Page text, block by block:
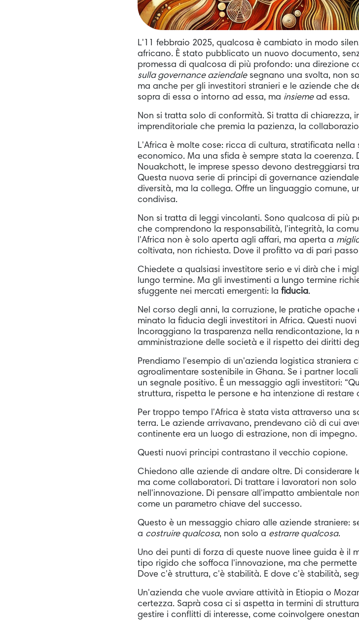
L'11 febbraio 2025, qualcosa è cambiato in modo
africano. È stato pubblicato un nuovo documento,
promessa di qualcosa di più profondo: una direzione
sulla governance aziendalesegnano una svolta, non
ma anche per gli investitori stranieri e le aziende che
sopra di essa o intorno ad essa, ma insiemead essa.
Non si tratta solo di conformità. Si tratta di chiarezza,
imprenditoriale che premia la pazienza, la
L'Africa è molte cose: ricca di cultura, stratificata
economico. Ma una sfida è sempre stata la coerenza.
Nouakchott, le imprese spesso devono destreggiarsi
Questa nuova serie di principi di governance
diversità, ma la collega. Offre un linguaggio comune,
condivisa.
Non si tratta di leggi vincolanti. Sono qualcosa di più
che comprendono la responsabilità, l'integrità, la
l'Africa non è solo aperta agli affari, ma aperta a
coltivata, non richiesta. Dove il profitto va di pari
Chiedete a qualsiasi investitore serio e vi dirà che i
lungo termine. Ma gli investimenti a lungo termine
sfuggente nei mercati emergenti: la fiducia.
Nel corso degli anni, la corruzione, le pratiche
minato la fiducia degli investitori in Africa. Questi
Incoraggiano la trasparenza nella rendicontazione, la
amministrazione delle società e il rispetto dei diritti
Prendiamo l'esempio di un'azienda logistica straniera
agroalimentare sostenibile in Ghana. Se i partner
un segnale positivo. È un messaggio agli investitori:
struttura, rispetta le persone e ha intenzione di restare
Per troppo tempo l'Africa è stata vista attraverso una
terra. Le aziende arrivavano, prendevano ciò di cui
continente era un luogo di estrazione, non di impegno.
Questi nuovi principi contrastano il vecchio copione.
Chiedono alle aziende di andare oltre. Di considerare
ma come collaboratori. Di trattare i lavoratori non
nell'innovazione. Di pensare all'impatto ambientale
come un parametro chiave del successo.
Questo è un messaggio chiaro alle aziende straniere:
a costruire qualcosa, non solo a estrarre qualcosa.
Uno dei punti di forza di queste nuove linee guida è il
tipo rigido che soffoca l'innovazione, ma che
Dove c'è struttura, c'è stabilità. E dove c'è stabilità,
Un'azienda che vuole avviare attività in Etiopia o
certezza. Saprà cosa ci si aspetta in termini di
gestire i conflitti di interesse, come coinvolgere